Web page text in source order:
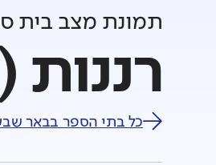
תמונת מצב בית
כל בתי הספר בבאר